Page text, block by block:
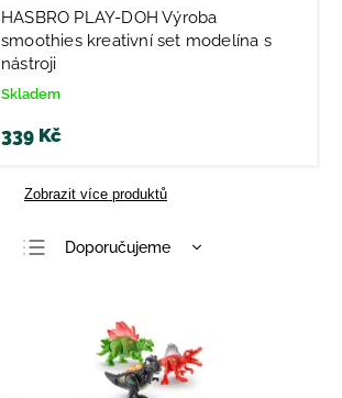
HASBRO PLAY-DOH Výroba
smoothies kreativní set modelína s
nástroji
Skladem
339 Kč
Zobrazit více produktů
Doporučujeme
Nejdražší
Nejprodávanější
Abecedně